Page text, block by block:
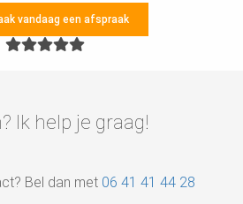
vandaag een afspraak
Ik help je graag!
Bel dan met 06 41 41 44 28